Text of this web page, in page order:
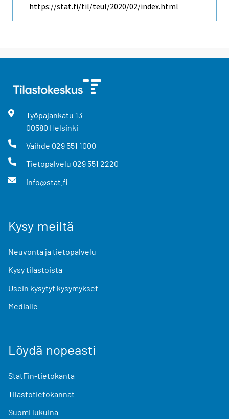
https://stat.fi/til/teul/2020/02/index.html
Työpajankatu 13
00580 Helsinki
Vaihde 029 551 1000
Tietopalvelu 029 551 2220
info@stat.fi
Kysy meiltä
Neuvonta ja tietopalvelu
Kysy tilastoista
Usein kysytyt kysymykset
Medialle
Löydä nopeasti
StatFin-tietokanta
Tilastotietokannat
Suomi lukuina